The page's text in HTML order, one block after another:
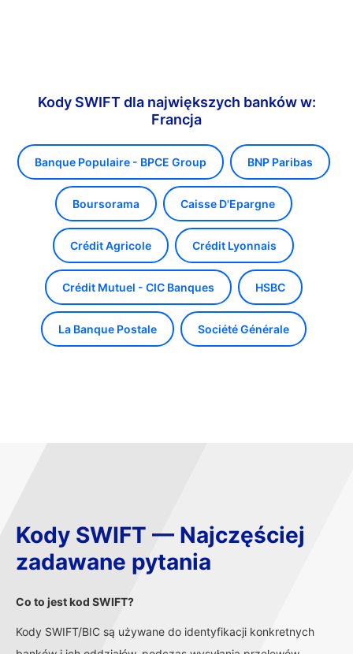
Kody SWIFT dla największych banków w:
Francja
Banque Populaire - BPCE Group BNP Paribas
Boursorama Caisse D'Epargne
Crédit Agricole Crédit Lyonnais
Crédit Mutuel - CIC Banques HSBC
La Banque Postale Société Générale
Kody SWIFT — Najczęściej
zadawane pytania
Co to jest kod SWIFT?
Kody SWIFT/BIC są używane do identyfikacji konkretnych